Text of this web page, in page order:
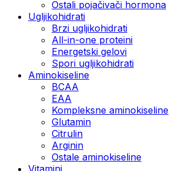
Ostali pojačivači hormona
Ugljikohidrati
Brzi ugljikohidrati
All-in-one proteini
Energetski gelovi
Spori ugljikohidrati
Aminokiseline
BCAA
EAA
Kompleksne aminokiseline
Glutamin
Citrulin
Arginin
Ostale aminokiseline
Vitamini